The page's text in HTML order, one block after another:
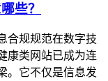
些？
合规规范在数字技
康类网站已成为连
。它不仅是信息发